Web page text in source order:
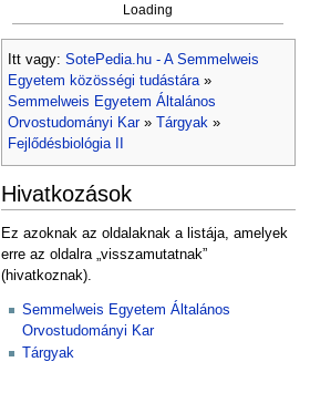
Loading
Itt vagy: SotePedia.hu - A Semmelweis
Egyetem közösségi tudástára»
Semmelweis Egyetem Általános
Orvostudományi Kar» Tárgyak»
Fejlődésbiológia II
Hivatkozások
Ez azoknak az oldalaknak a listája, amelyek
erre az oldalra „visszamutatnak”
(hivatkoznak).
Semmelweis Egyetem Általános
Orvostudományi Kar
Tárgyak